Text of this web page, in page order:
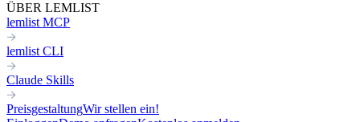
ÜBER LEMLIST
lemlist MCP
lemlist CLI
Claude Skills
PreisgestaltungWir stellen ein!